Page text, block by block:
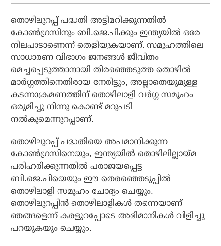
തൊഴിലുറപ്പ് പദ്ധതി അട്ടിമറിക്കുന്നതില്‍
കോണ്‍ഗ്രസിനും ബി.ജെ.പിക്കും ഇന്ത്യയില്‍ ഒരേ
നിലപാടാണെന്ന് തെളിയുകയാണ്. സമൂഹത്തിലെ
സാധാരണ വിഭാഗം ജനങ്ങള്‍ ജീവിതം
മെച്ചപ്പെടുത്താനായി തിരഞ്ഞെടുത്ത തൊഴില്‍
മാര്‍ഗ്ഗത്തിനെതിരായ നേരിട്ടും, അല്ലാതെയുമുള്ള
കടന്നാക്രമണത്തിന് തൊഴിലാളി വര്‍ഗ്ഗ സമൂഹം
ഒരുമിച്ചു നിന്നു കൊണ്ട് മറുപടി
നല്‍കുമെന്നുറപ്പാണ്.
തൊഴിലുറപ്പ് പദ്ധതിയെ അപമാനിക്കുന്ന
കോണ്‍ഗ്രസിനെയും, ഇന്ത്യയില്‍ തൊഴിലില്ലായ്മ
പരിഹരിക്കുന്നതില്‍ പരാജയപ്പെട്ട
ബി.ജെ.പിയെയും ഈ തെരഞ്ഞെടുപ്പില്‍
തൊഴിലാളി സമൂഹം ചോദ്യം ചെയ്യും.
തൊഴിലുറപ്പിന്‍ തൊഴിലാളികള്‍ തന്നെയാണ്
ഞങ്ങളെന്ന് കരളുറപ്പോടെ അഭിമാനികള്‍ വിളിച്ചു
പറയുകയും ചെയ്യും.